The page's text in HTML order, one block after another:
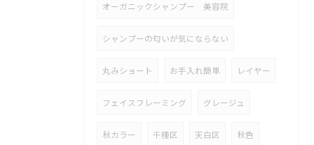
オーガニックシャンプー 美容院
シャンプーの匂いが気にならない
丸みショート お手入れ簡単 レイヤー
フェイスフレーミング グレージュ
秋カラー 千種区 天白区 秋色